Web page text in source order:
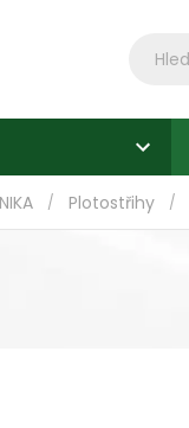
/ Plotostřihy /